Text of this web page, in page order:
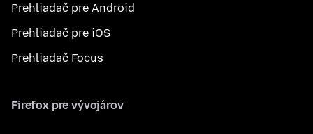
Prehliadač pre Android
Prehliadač pre iOS
Prehliadač Focus
Firefox pre vývojárov